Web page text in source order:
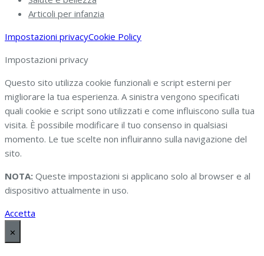
Articoli per infanzia
Impostazioni privacyCookie Policy
Impostazioni privacy
Questo sito utilizza cookie funzionali e script esterni per
migliorare la tua esperienza. A sinistra vengono specificati
quali cookie e script sono utilizzati e come influiscono sulla tua
visita. È possibile modificare il tuo consenso in qualsiasi
momento. Le tue scelte non influiranno sulla navigazione del
sito.
NOTA: Queste impostazioni si applicano solo al browser e al
dispositivo attualmente in uso.
Accetta
✕